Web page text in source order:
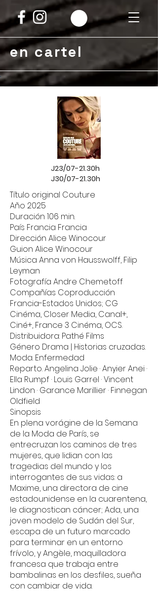
en cartel
J23/07-21.30h
J30/07-21.30h
Título original Couture
Año 2025
Duración 106 min.
País Francia Francia
Dirección Alice Winocour
Guion Alice Winocour
Música Anna von Hausswolff, Filip
Leyman
Fotografía Andre Chemetoff
Compañías Coproducción
Francia-Estados Unidos; CG
Cinéma, Closer Media, Canal+,
Ciné+, France 3 Cinéma, OCS.
Distribuidora: Pathé Films
Género Drama | Historias cruzadas.
Moda. Enfermedad
Reparto. Angelina Jolie · Anyier Anei ·
Ella Rumpf · Louis Garrel · Vincent
Lindon · Garance Marillier · Finnegan
Oldfield
Sinopsis
En plena vorágine de la Semana
de la Moda de París, se
entrecruzan los caminos de tres
mujeres, que lidian con las
tragedias del mundo y los
interrogantes de sus vidas: a
Maxime, una directora de cine
estadounidense en la cuarentena,
le diagnostican cáncer; Ada, una
joven modelo de Sudán del Sur,
escapa de un futuro marcado
para terminar en un entorno
frívolo, y Angèle, maquilladora
francesa que trabaja entre
bambalinas en los desfiles, sueña
con cambiar de vida.